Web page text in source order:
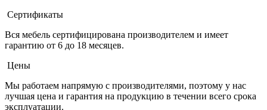
Сертификаты
Вся мебель сертифицирована производителем и имеет
гарантию от 6 до 18 месяцев.
Цены
Мы работаем напрямую с производителями, поэтому у нас
лучшая цена и гарантия на продукцию в течении всего срока
эксплуатации.